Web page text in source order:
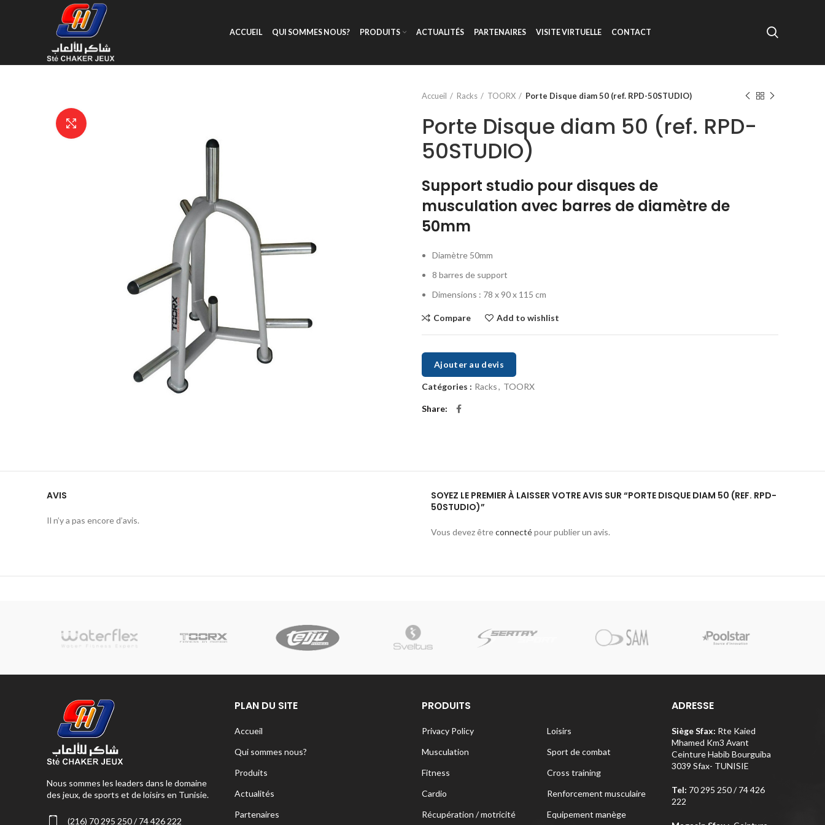
ACCUEIL QUI SOMMES NOUS? PRODUITS ACTUALITÉS PARTENAIRES VISITE VIRTUELLE CONTACT
Accueil Racks TOORX Porte Disque diam 50 (ref. RPD-50STUDIO)
Porte Disque diam 50 (ref. RPD-
50STUDIO)
Support studio pour disques de
musculation avec barres de diamètre de
50mm
Diamètre 50mm
8 barres de support
Dimensions : 78 x 90 x 115 cm
Compare Add to wishlist
Ajouter au devis
Catégories : Racks, TOORX
Share
AVIS
Il n’y a pas encore d’avis.
SOYEZ LE PREMIER À LAISSER VOTRE AVIS SUR “PORTE DISQUE DIAM 50 (REF. RPD-
50STUDIO)”
Vous devez êtreconnectépour publier un avis.
Nous sommes les leaders dans le domaine
des jeux, de sports et de loisirs en Tunisie.
(216) 70 295 250 / 74 426 222
PLAN DU SITE
Accueil
Qui sommes nous?
Produits
Actualités
Partenaires
PRODUITS
Privacy Policy
Musculation
Fitness
Cardio
Récupération / motricité
Loisirs
Sport de combat
Cross training
Renforcement musculaire
Equipement manège
ADRESSE
Siège Sfax: Rte Kaied
Mhamed Km3 Avant
Ceinture Habib Bourguiba
3039 Sfax- TUNISIE
Tel: 70 295 250 / 74 426
222